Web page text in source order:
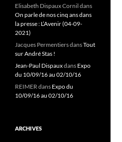
Elisabeth Dispaux Cornil dans
On parle de nos cinq ans dans
la presse : L’Avenir (04-09-
2021)
Jacques PermentiersdansTout
sur André Stas !
Jean-Paul Dispauxdans Expo
du 10/09/16 au 02/10/16
REIMERdans Expo du
10/09/16 au 02/10/16
ARCHIVES